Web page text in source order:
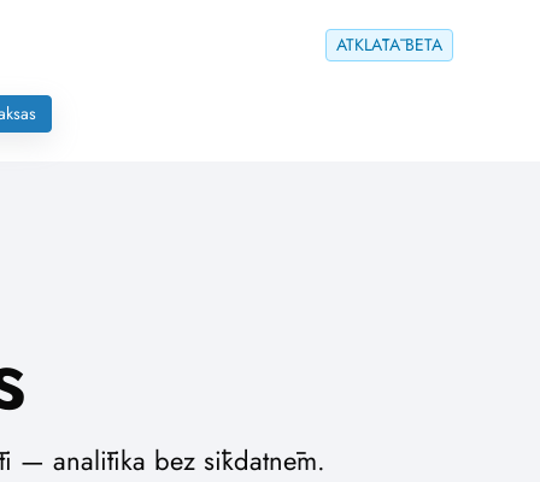
ATKLĀTĀ BETA
— analītika bez sīkdatnēm.